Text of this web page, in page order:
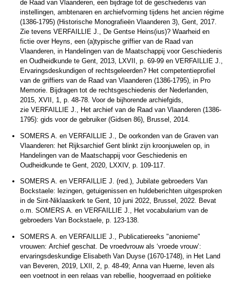
de Raad van Vlaanderen, een bijdrage tot de geschiedenis van
instellingen, ambtenaren en archiefvorming tijdens het ancien régime
(1386-1795) (Historische Monografieën Vlaanderen 3), Gent, 2017.
Zie tevens VERFAILLIE J., De Gentse Heins(ius)? Waarheid en
fictie over Heyns, een (a)typische griffier van de Raad van
Vlaanderen, in Handelingen van de Maatschappij voor Geschiedenis
en Oudheidkunde te Gent, 2013, LXVII, p. 69-99 en VERFAILLIE J.,
Ervaringsdeskundigen of rechtsgeleerden? Het competentieprofiel
van de griffiers van de Raad van Vlaanderen (1386-1795), in Pro
Memorie. Bijdragen tot de rechtsgeschiedenis der Nederlanden,
2015, XVII, 1, p. 48-78. Voor de bijhorende archiefgids,
zie VERFAILLIE J., Het archief van de Raad van Vlaanderen (1386-
1795): gids voor de gebruiker (Gidsen 86), Brussel, 2014.
SOMERS A. en VERFAILLIE J., De oorkonden van de Graven van
Vlaanderen: het Rijksarchief Gent blinkt zijn kroonjuwelen op, in
Handelingen van de Maatschappij voor Geschiedenis en
Oudheidkunde te Gent, 2020, LXXIV, p. 109-117.
SOMERS A. en VERFAILLIE J. (red.), Jubilate gebroeders Van
Bockstaele: lezingen, getuigenissen en huldeberichten uitgesproken
in de Sint-Niklaaskerk te Gent, 10 juni 2022, Brussel, 2022. Bevat
o.m. SOMERS A. en VERFAILLIE J., Het vocabularium van de
gebroeders Van Bockstaele, p. 123-138.
SOMERS A. en VERFAILLIE J., Publicatiereeks "anonieme"
vrouwen: Archief geschat. De vroedvrouw als ‘vroede vrouw’:
ervaringsdeskundige Elisabeth Van Duyse (1670-1748), in Het Land
van Beveren, 2019, LXII, 2, p. 48-49; Anna van Huerne, leven als
een voetnoot in een relaas van rebellie, hoogverraad en politieke